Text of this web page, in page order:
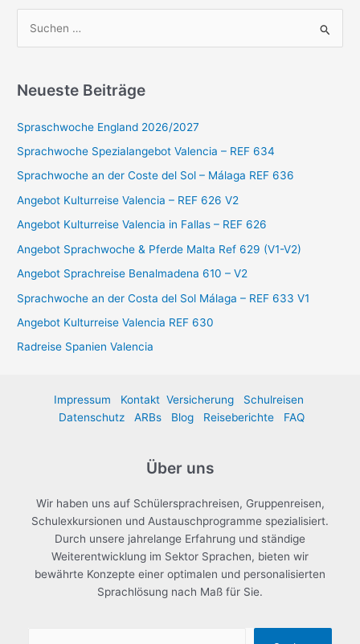
h
a
c
h
:
Neueste Beiträge
Spraschwoche England 2026/2027
Sprachwoche Spezialangebot Valencia – REF 634
Sprachwoche an der Coste del Sol – Málaga REF 636
Angebot Kulturreise Valencia – REF 626 V2
Angebot Kulturreise Valencia in Fallas – REF 626
Angebot Sprachwoche & Pferde Malta Ref 629 (V1-V2)
Angebot Sprachreise Benalmadena 610 – V2
Sprachwoche an der Costa del Sol Málaga – REF 633 V1
Angebot Kulturreise Valencia REF 630
Radreise Spanien Valencia
Impressum Kontakt Versicherung
Schulreisen
Datenschutz
ARBs Blog Reiseberichte FAQ
Über uns
Wir haben uns auf Schülersprachreisen, Gruppenreisen,
Schulexkursionen und Austauschprogramme spezialisiert.
Durch unsere jahrelange Erfahrung und ständige
Weiterentwicklung im Sektor Sprachen, bieten wir
bewährte Konzepte einer optimalen und personalisierten
Sprachlösung nach Maß für Sie.